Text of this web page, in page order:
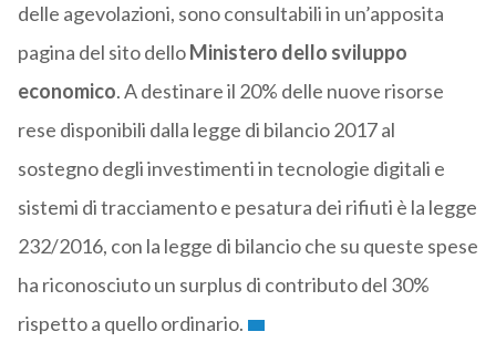
delle agevolazioni, sono consultabili in un’apposita
pagina del sito delloMinistero dello sviluppo
economico. A destinare il 20% delle nuove risorse
rese disponibili dalla legge di bilancio 2017 al
sostegno degli investimenti in tecnologie digitali e
sistemi di tracciamento e pesatura dei rifiuti è la legge
232/2016, con la legge di bilancio che su queste spese
ha riconosciuto un surplus di contributo del 30%
rispetto a quello ordinario.